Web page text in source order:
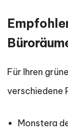
Für Ihren
verschiedene
Monstera